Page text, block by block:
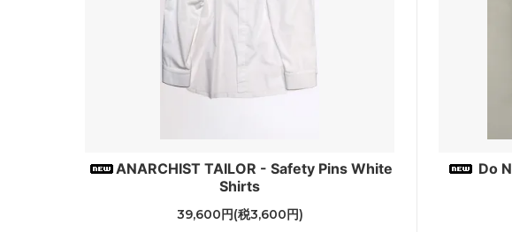
ANARCHIST TAILOR - Safety Pins White
Shirts
39,600円(税3,600円)
Do